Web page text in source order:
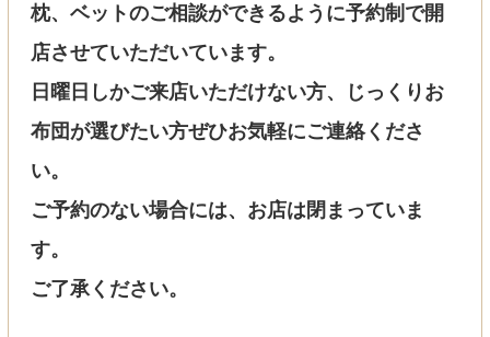
枕、ベットのご相談ができるように予約制で開
店させていただいています。
日曜日しかご来店いただけない方、じっくりお
布団が選びたい方ぜひお気軽にご連絡くださ
い。
ご予約のない場合には、お店は閉まっていま
す。
ご了承ください。